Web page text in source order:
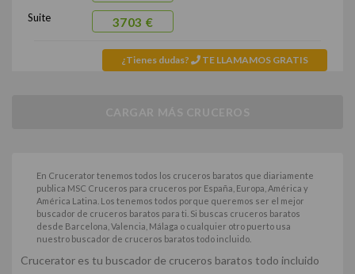
Suite 3703 €
¿Tienes dudas? TE LLAMAMOS GRATIS
En Crucerator tenemos todos los cruceros baratos que diariamente
publica MSC Cruceros para cruceros por España, Europa, América y
América Latina. Los tenemos todos porque queremos ser el mejor
buscador de cruceros baratos para ti. Si buscas cruceros baratos
desde Barcelona Valencia Málaga o cualquier otro puerto usa
nuestro buscador de cruceros baratos todo incluido.
Crucerator es tu buscador de cruceros baratos todo incluido